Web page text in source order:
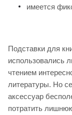
имеется
Подставки для
использовались
чтением
литературы. Но
аксессуар
потратить